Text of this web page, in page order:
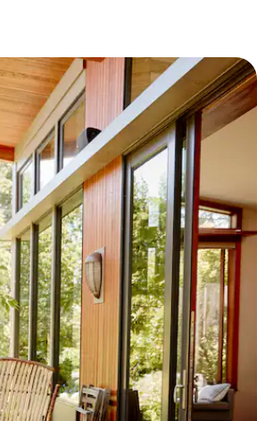
hacia arriba y hacia abajo, o bien